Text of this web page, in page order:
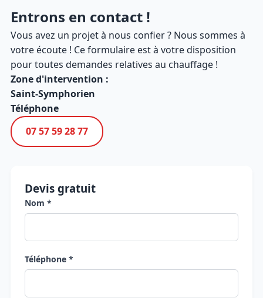
Entrons en contact !
Vous avez un projet à nous confier ? Nous sommes à
votre écoute ! Ce formulaire est à votre disposition
pour toutes demandes relatives au chauffage !
Zone d'intervention :
Saint-Symphorien
Téléphone
07 57 59 28 77
Devis gratuit
Nom *
Téléphone *